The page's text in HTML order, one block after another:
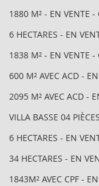
1880 M² - EN VENTE -
6 HECTARES - EN
1838 M² - EN VENTE -
600 M² AVEC ACD -
2095 M² AVEC ACD -
VILLA BASSE 04
6 HECTARES - EN
34 HECTARES - EN
1843M² AVEC CPF -